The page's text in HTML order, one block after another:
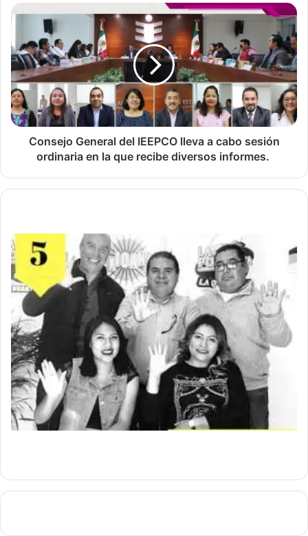
Consejo General del IEEPCO lleva a cabo sesión
ordinaria en la que recibe diversos informes.